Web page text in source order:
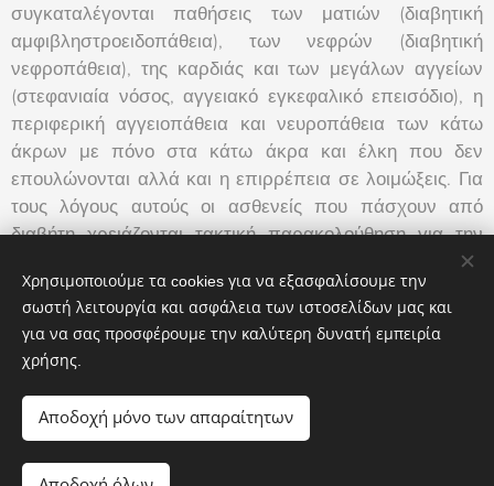
συγκαταλέγονται παθήσεις των ματιών (διαβητική
αμφιβληστροειδοπάθεια), των νεφρών (διαβητική
νεφροπάθεια), της καρδιάς και των μεγάλων αγγείων
(στεφανιαία νόσος, αγγειακό εγκεφαλικό επεισόδιο), η
περιφερική αγγειοπάθεια και νευροπάθεια των κάτω
άκρων με πόνο στα κάτω άκρα και έλκη που δεν
επουλώνονται αλλά και η επιρρέπεια σε λοιμώξεις. Για
τους λόγους αυτούς οι ασθενείς που πάσχουν από
διαβήτη χρειάζονται τακτική παρακολούθηση για την
ρύθμιση των τιμών του σακχάρου αλλά και την πρόληψη
ή και αντιμετώπιση των επιπλοκών της νόσου.
Χρησιμοποιούμε τα cookies για να εξασφαλίσουμε την
σωστή λειτουργία και ασφάλεια των ιστοσελίδων μας και
για να σας προσφέρουμε την καλύτερη δυνατή εμπειρία
χρήσης.
Αποδοχή μόνο των απαραίτητων